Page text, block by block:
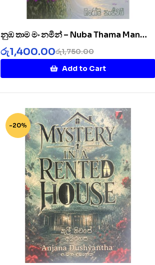
නුඹ තාම මං නමින් – Nuba Thama Man
Namin
රු1,750.00
රු1,400.00
Add to Cart
-20%